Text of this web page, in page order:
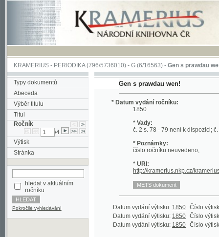
KRAMERIUS-PERIODIKA(796/5736010) -G(6/16563) -Gen s prawdau wen!(1/
Typy dokumentů
Abeceda
Výběr titulu
Titul
Ročník
/4
Výtisk
Stránka
hledat v aktuálním
Pokročilé vyhledávání
Gen s prawdau wen!
* Datum vydání ročníku:
1850
* Vady:
* Poznámky:
* URI:
http://kramerius.nkp.cz/kramerius/
Datum vydání výtisku:1850 Číslo výtisku:
Datum vydání výtisku:1850 Číslo výtisku:2
Datum vydání výtisku:1850 Číslo výtisku: